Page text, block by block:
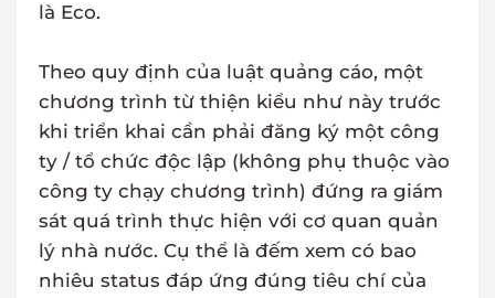
là Eco.
Theo quy định của luật quảng cáo, một
chương trình từ thiện kiểu như này trước
khi triển khai cần phải đăng ký một công
ty / tổ chức độc lập (không phụ thuộc vào
công ty chạy chương trình) đứng ra giám
sát quá trình thực hiện với cơ quan quản
lý nhà nước. Cụ thể là đếm xem có bao
nhiêu status đáp ứng đúng tiêu chí của